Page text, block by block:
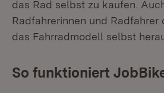
das Rad selbst zu kaufen.
Radfahrerinnen und Radfahrer
das Fahrradmodell selbst
So funktioniert